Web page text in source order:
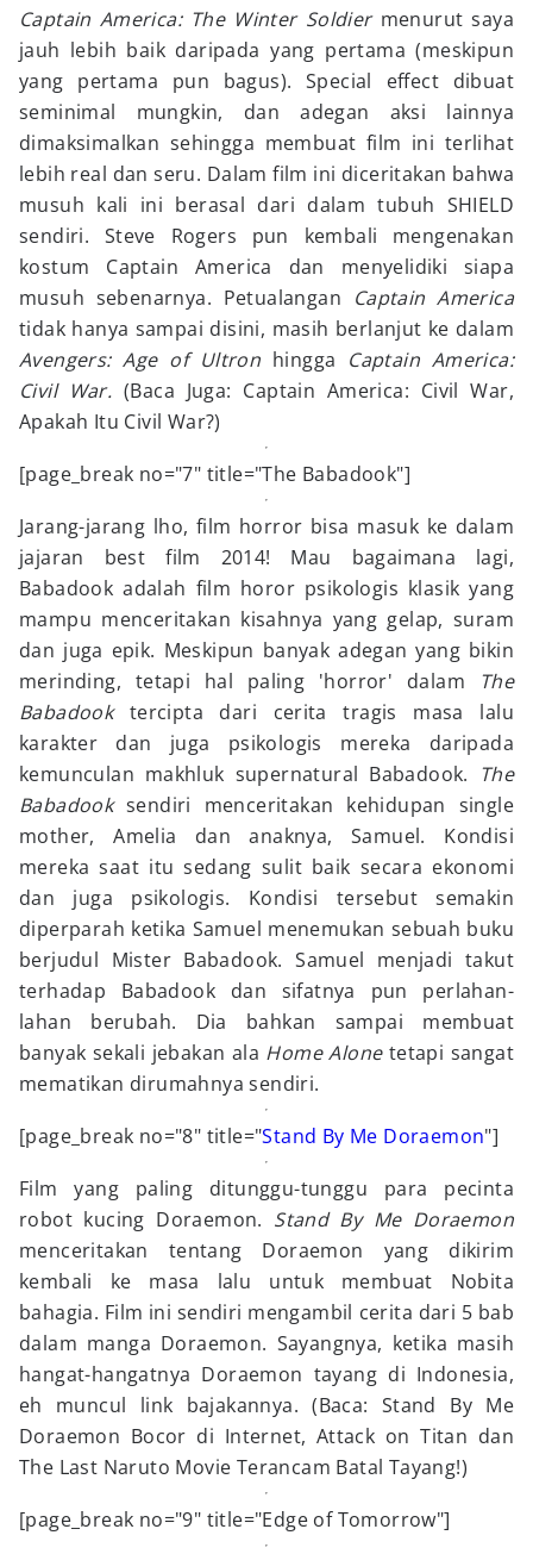
Captain America: The Winter Soldier menurut saya
jauh lebih baik daripada yang pertama (meskipun
yang pertama pun bagus). Special effect dibuat
seminimal mungkin, dan adegan aksi lainnya
dimaksimalkan sehingga membuat film ini terlihat
lebih real dan seru. Dalam film ini diceritakan bahwa
musuh kali ini berasal dari dalam tubuh SHIELD
sendiri. Steve Rogers pun kembali mengenakan
kostum Captain America dan menyelidiki siapa
musuh sebenarnya. Petualangan Captain America
tidak hanya sampai disini, masih berlanjut ke dalam
Avengers: Age of Ultron hingga Captain America:
Civil War. (Baca Juga: Captain America: Civil War,
Apakah Itu Civil War?)
[page_break no="7" title="The Babadook"]
Jarang-jarang lho, film horror bisa masuk ke dalam
jajaran best film 2014! Mau bagaimana lagi,
Babadook adalah film horor psikologis klasik yang
mampu menceritakan kisahnya yang gelap, suram
dan juga epik. Meskipun banyak adegan yang bikin
merinding, tetapi hal paling 'horror' dalam
The
Babadooktercipta dari cerita tragis masa lalu
karakter dan juga psikologis mereka daripada
kemunculan makhluk supernatural Babadook. The
Babadooksendiri menceritakan kehidupan single
mother, Amelia dan anaknya, Samuel. Kondisi
mereka saat itu sedang sulit baik secara ekonomi
dan juga psikologis. Kondisi tersebut semakin
diperparah ketika Samuel menemukan sebuah buku
berjudul Mister Babadook. Samuel menjadi takut
terhadap Babadook dan sifatnya pun perlahan-
lahan berubah. Dia bahkan sampai membuat
banyak sekali jebakan ala Home Alone tetapi sangat
mematikan dirumahnya sendiri.
[page_break no="8" title="Stand By Me Doraemon"]
Film yang paling ditunggu-tunggu para pecinta
robot kucing Doraemon. Stand By Me Doraemon
menceritakan tentang Doraemon yang dikirim
kembali ke masa lalu untuk membuat Nobita
bahagia. Film ini sendiri mengambil cerita dari 5 bab
dalam manga Doraemon. Sayangnya, ketika masih
hangat-hangatnya Doraemon tayang di Indonesia,
eh muncul link bajakannya. (Baca: Stand By Me
Doraemon Bocor di Internet, Attack on Titan dan
The Last Naruto Movie Terancam Batal Tayang!)
[page_break no="9" title="Edge of Tomorrow"]